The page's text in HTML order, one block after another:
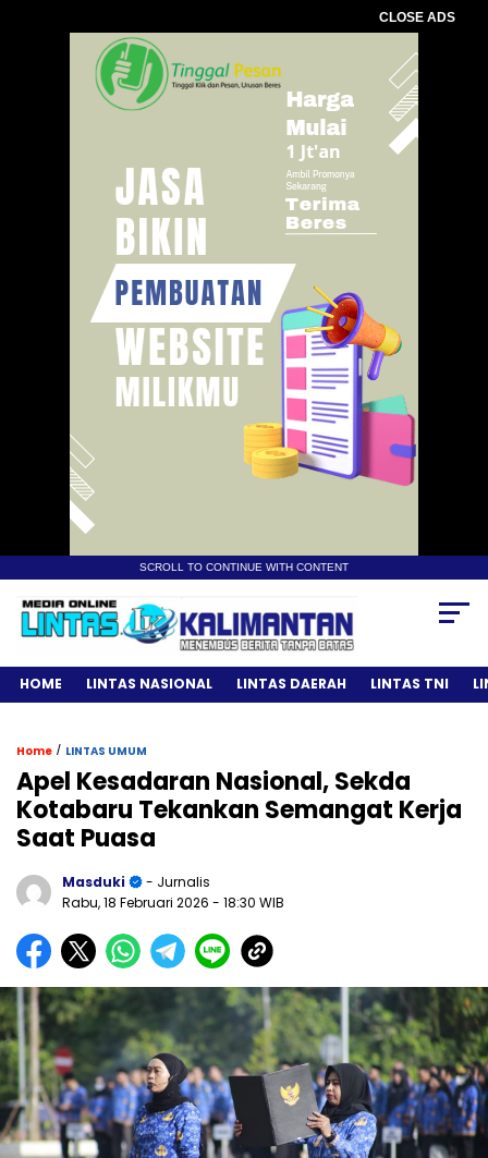
CLOSE ADS
SCROLL TO CONTINUE WITH CONTENT
HOME LINTAS NASIONAL LINTAS DAERAH LINTAS TNI
Home / LINTAS UMUM
Apel Kesadaran Nasional, Sekda
Kotabaru Tekankan Semangat Kerja
Saat Puasa
Masduki
- Jurnalis
Rabu, 18 Februari 2026 - 18:30 WIB